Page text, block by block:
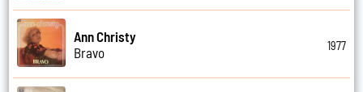
Ann Christy
Bravo
1977